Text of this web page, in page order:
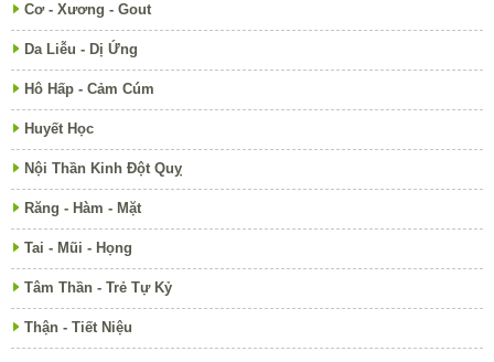
Cơ - Xương - Gout
Da Liễu - Dị Ứng
Hô Hấp - Cảm Cúm
Huyết Học
Nội Thần Kinh Đột Quỵ
Răng - Hàm - Mặt
Tai - Mũi - Họng
Tâm Thần - Trẻ Tự Kỷ
Thận - Tiết Niệu